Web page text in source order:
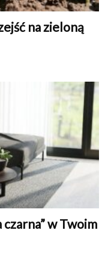
na zieloną
w Twoim